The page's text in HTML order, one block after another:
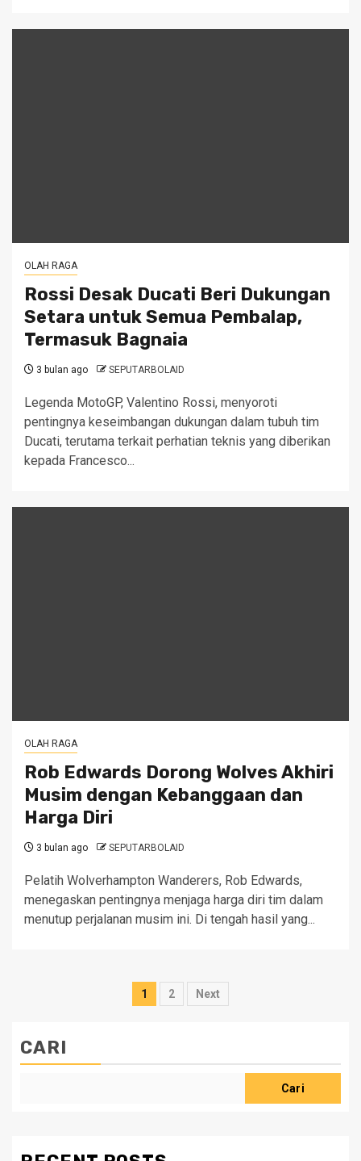
OLAH RAGA
Rossi Desak Ducati Beri Dukungan
Setara untuk Semua Pembalap,
Termasuk Bagnaia
3 bulan ago SEPUTARBOLAID
Legenda MotoGP, Valentino Rossi, menyoroti
pentingnya keseimbangan dukungan dalam tubuh tim
Ducati, terutama terkait perhatian teknis yang diberikan
kepada Francesco...
OLAH RAGA
Rob Edwards Dorong Wolves Akhiri
Musim dengan Kebanggaan dan
Harga Diri
3 bulan ago SEPUTARBOLAID
Pelatih Wolverhampton Wanderers, Rob Edwards,
menegaskan pentingnya menjaga harga diri tim dalam
menutup perjalanan musim ini. Di tengah hasil yang...
Paginasi
1 2 Next
CARI
Cari